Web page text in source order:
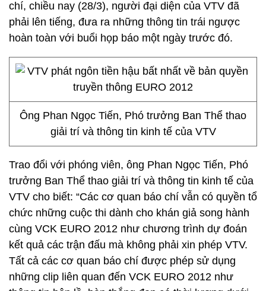
chí, chiều nay (28/3), người đại diện của VTV đã
phải lên tiếng, đưa ra những thông tin trái ngược
hoàn toàn với buổi họp báo một ngày trước đó.
Ông Phan Ngọc Tiến, Phó trưởng Ban Thể thao
giải trí và thông tin kinh tế của VTV
Trao đổi với phóng viên, ông Phan Ngọc Tiến, Phó
trưởng Ban Thể thao giải trí và thông tin kinh tế của
VTV cho biết: “Các cơ quan báo chí vẫn có quyền tổ
chức những cuộc thi dành cho khán giả song hành
cùng VCK EURO 2012 như chương trình dự đoán
kết quả các trận đấu mà không phải xin phép VTV.
Tất cả các cơ quan báo chí được phép sử dụng
những clip liên quan đến VCK EURO 2012 như